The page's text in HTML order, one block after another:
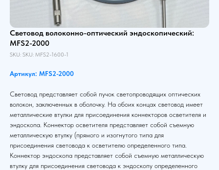
Световод волоконно-оптический эндоскопический:
MFS2-2000
SKU: SKU: MFS2-1600-1
Артикул: MFS2-2000
Световод представляет собой пучок светопроводящих оптических
волокон, заключенных в оболочку. На обоих концах световод имеет
металлические втулки для присоединения коннекторов осветителя и
эндоскопа. Коннектор осветителя представляет собой съемную
металлическую втулку (прямого и изогнутого типа для
присоединения световода к осветителю определенного типа.
Коннектор эндоскопа представляет собой съемную металлическую
втулку для присоединения световода к эндоскопу определенного